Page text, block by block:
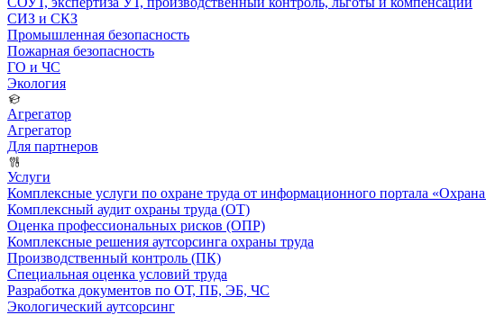
СИЗ и СКЗ
Промышленная безопасность
Пожарная безопасность
ГО и ЧС
Экология
Агрегатор
Агрегатор
Для партнеров
Услуги
Комплексные услуги по охране труда от информационного портала
Комплексный аудит охраны труда (ОТ)
Оценка профессиональных рисков (ОПР)
Комплексные решения аутсорсинга охраны труда
Производственный контроль (ПК)
Специальная оценка условий труда
Разработка документов по ОТ, ПБ, ЭБ, ЧС
Экологический аутсорсинг